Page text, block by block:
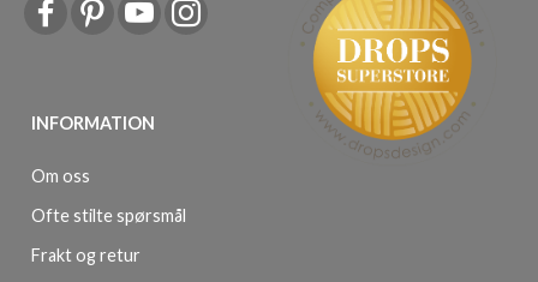
INFORMATION
Om oss
Ofte stilte spørsmål
Frakt og retur